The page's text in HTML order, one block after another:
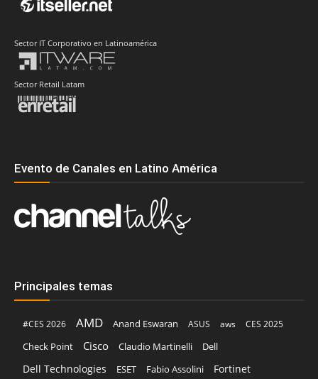
Sector IT Corporativo en Latinoamérica
Sector Retail Latam
Evento de Canales en Latino América
Principales temas
#CES 2026 AMD Anand Eswaran ASUS aws
CES 2025
Check Point
Cisco Claudio Martinelli Dell
Dell Technologies ESET Fabio Assolini Fortinet